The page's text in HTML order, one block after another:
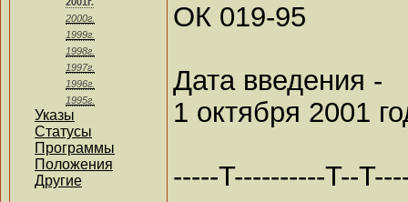
2000г.
1999г.
1998г.
1997г.
1996г.
1995г.
Указы
Статусы
Программы
Положения
Другие
ОК 019-95
Дата введения -
1 октября 2001
-----T----------T--